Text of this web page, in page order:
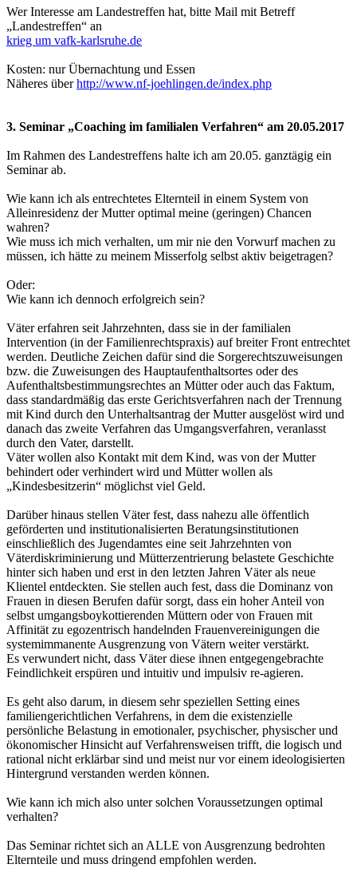
Wer Interesse am Landestreffen hat, bitte Mail mit Betreff
„Landestreffen“ an
krieg um vafk-karlsruhe.de
Kosten: nur Übernachtung und Essen
Näheres überhttp://www.nf-joehlingen.de/index.php
3. Seminar „Coaching im familialen Verfahren“ am 20.05.2017
Im Rahmen des Landestreffens halte ich am 20.05. ganztägig ein
Seminar ab.
Wie kann ich als entrechtetes Elternteil in einem System von
Alleinresidenz der Mutter optimal meine (geringen) Chancen
wahren?
Wie muss ich mich verhalten, um mir nie den Vorwurf machen zu
müssen, ich hätte zu meinem Misserfolg selbst aktiv beigetragen?
Oder:
Wie kann ich dennoch erfolgreich sein?
Väter erfahren seit Jahrzehnten, dass sie in der familialen
Intervention (in der Familienrechtspraxis) auf breiter Front entrechtet
werden. Deutliche Zeichen dafür sind die Sorgerechtszuweisungen
bzw. die Zuweisungen des Hauptaufenthaltsortes oder des
Aufenthaltsbestimmungsrechtes an Mütter oder auch das Faktum,
dass standardmäßig das erste Gerichtsverfahren nach der Trennung
mit Kind durch den Unterhaltsantrag der Mutter ausgelöst wird und
danach das zweite Verfahren das Umgangsverfahren, veranlasst
durch den Vater, darstellt.
Väter wollen also Kontakt mit dem Kind, was von der Mutter
behindert oder verhindert wird und Mütter wollen als
„Kindesbesitzerin“ möglichst viel Geld.
Darüber hinaus stellen Väter fest, dass nahezu alle öffentlich
geförderten und institutionalisierten Beratungsinstitutionen
einschließlich des Jugendamtes eine seit Jahrzehnten von
Väterdiskriminierung und Mütterzentrierung belastete Geschichte
hinter sich haben und erst in den letzten Jahren Väter als neue
Klientel entdeckten. Sie stellen auch fest, dass die Dominanz von
Frauen in diesen Berufen dafür sorgt, dass ein hoher Anteil von
selbst umgangsboykottierenden Müttern oder von Frauen mit
Affinität zu egozentrisch handelnden Frauenvereinigungen die
systemimmanente Ausgrenzung von Vätern weiter verstärkt.
Es verwundert nicht, dass Väter diese ihnen entgegengebrachte
Feindlichkeit erspüren und intuitiv und impulsiv re-agieren.
Es geht also darum, in diesem sehr speziellen Setting eines
familiengerichtlichen Verfahrens, in dem die existenzielle
persönliche Belastung in emotionaler, psychischer, physischer und
ökonomischer Hinsicht auf Verfahrensweisen trifft, die logisch und
rational nicht erklärbar sind und meist nur vor einem ideologisierten
Hintergrund verstanden werden können.
Wie kann ich mich also unter solchen Voraussetzungen optimal
verhalten?
Das Seminar richtet sich an ALLE von Ausgrenzung bedrohten
Elternteile und muss dringend empfohlen werden.